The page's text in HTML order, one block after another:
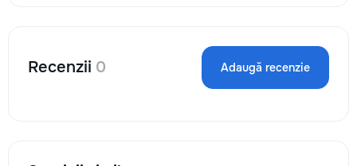
Recenzii 0 Adaugă recenzie